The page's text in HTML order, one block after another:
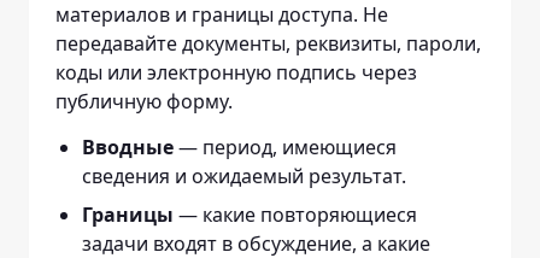
материалов и границы доступа. Не
передавайте документы, реквизиты, пароли,
коды или электронную подпись через
публичную форму.
Вводные— период, имеющиеся
сведения и ожидаемый результат.
Границы — какие повторяющиеся
задачи входят в обсуждение, а какие